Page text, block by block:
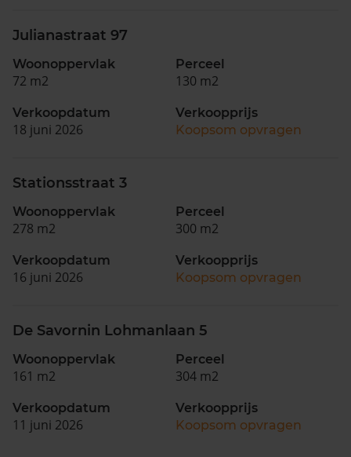
Julianastraat 97
Woonoppervlak
72 m2
Perceel
130 m2
Verkoopdatum
18 juni 2026
Verkoopprijs
Koopsom opvragen
Stationsstraat 3
Woonoppervlak
278 m2
Perceel
300 m2
Verkoopdatum
16 juni 2026
Verkoopprijs
Koopsom opvragen
De Savornin Lohmanlaan 5
Woonoppervlak
161 m2
Perceel
304 m2
Verkoopdatum
11 juni 2026
Verkoopprijs
Koopsom opvragen